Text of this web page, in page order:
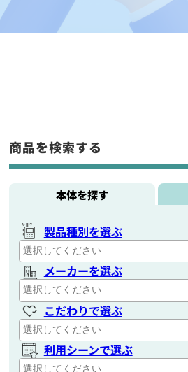
商品を検索する
本体を探す
製品種別を選ぶ
メーカーを選ぶ
こだわりで選ぶ
利用シーンで選ぶ